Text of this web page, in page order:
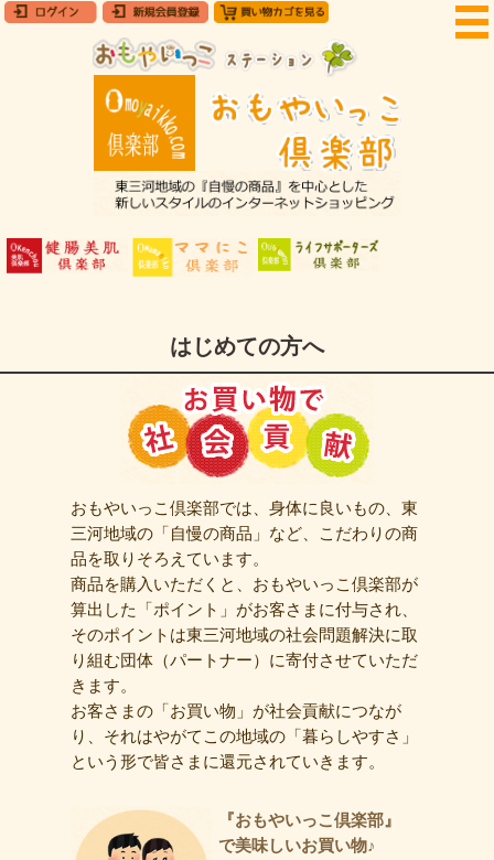
はじめての方へ
おもやいっこ倶楽部では、身体に良いもの、東
三河地域の「自慢の商品」など、こだわりの商
品を取りそろえています。
商品を購入いただくと、おもやいっこ倶楽部が
算出した「ポイント」がお客さまに付与され、
そのポイントは東三河地域の社会問題解決に取
り組む団体（パートナー）に寄付させていただ
きます。
お客さまの「お買い物」が社会貢献につなが
り、それはやがてこの地域の「暮らしやすさ」
という形で皆さまに還元されていきます。
『おもやいっこ倶楽部』
で美味しいお買い物♪